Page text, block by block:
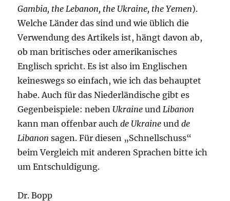
Gambia, the Lebanon, the Ukraine, the Yemen).
Welche Länder das sind und wie üblich die
Verwendung des Artikels ist, hängt davon ab,
ob man britisches oder amerikanisches
Englisch spricht. Es ist also im Englischen
keineswegs so einfach, wie ich das behauptet
habe. Auch für das Niederländische gibt es
Gegenbeispiele: neben Ukraine und Libanon
kann man offenbar auchde Ukraine undde
Libanon sagen. Für diesen „Schnellschuss“
beim Vergleich mit anderen Sprachen bitte ich
um Entschuldigung.
Dr. Bopp